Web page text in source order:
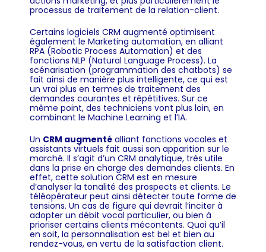
processus de traitement de la relation-client.
Certains logiciels CRM augmenté optimisent
également le Marketing automation, en alliant
RPA (Robotic Process Automation) et des
fonctions NLP (Natural Language Process). La
scénarisation (programmation des chatbots) se
fait ainsi de manière plus intelligente, ce qui est
un vrai plus en termes de traitement des
demandes courantes et répétitives. Sur ce
même point, des techniciens vont plus loin, en
combinant le Machine Learning et l’IA.
Un CRM augmenté alliant fonctions vocales et
assistants virtuels fait aussi son apparition sur le
marché. Il s’agit d’un CRM analytique, très utile
dans la prise en charge des demandes clients. En
effet, cette solution CRM est en mesure
d’analyser la tonalité des prospects et clients. Le
téléopérateur peut ainsi détecter toute forme de
tensions. Un cas de figure qui devrait l’inciter à
adopter un débit vocal particulier, ou bien à
prioriser certains clients mécontents. Quoi qu’il
en soit, la personnalisation est bel et bien au
rendez-vous, en vertu de la satisfaction client.